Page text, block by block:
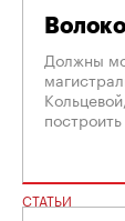
Должны
СТАТЬИ